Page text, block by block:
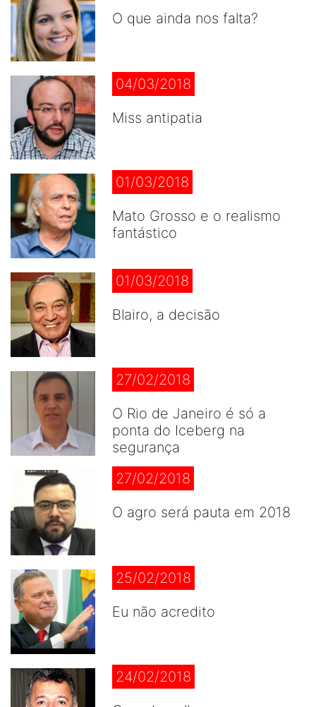
O que ainda nos falta?
04/03/2018
Miss antipatia
01/03/2018
Mato Grosso e o realismo
fantástico
01/03/2018
Blairo, a decisão
27/02/2018
O Rio de Janeiro é só a
ponta do Iceberg na
segurança
27/02/2018
O agro será pauta em 2018
25/02/2018
Eu não acredito
24/02/2018